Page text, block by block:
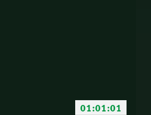
01:01:01